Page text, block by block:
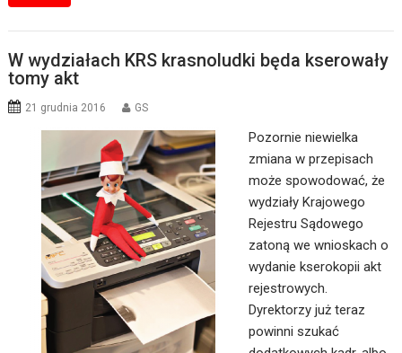
W wydziałach KRS krasnoludki będa kserowały
tomy akt
21 grudnia 2016 GS
Pozornie niewielka
zmiana w przepisach
może spowodować, że
wydziały Krajowego
Rejestru Sądowego
zatoną we wnioskach o
wydanie kserokopii akt
rejestrowych.
Dyrektorzy już teraz
powinni szukać